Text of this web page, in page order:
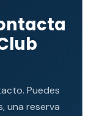
Puedes
una reserva